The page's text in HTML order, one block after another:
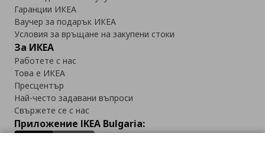
Гаранции ИКЕА
Ваучер за подарък ИКЕА
Условия за връщане на закупени стоки
За ИКЕА
Работете с нас
Това е ИКЕА
Пресцентър
Най-често задавани въпроси
Свържете се с нас
Приложение IKEA Bulgaria: